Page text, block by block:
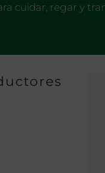
cuidar, regar y